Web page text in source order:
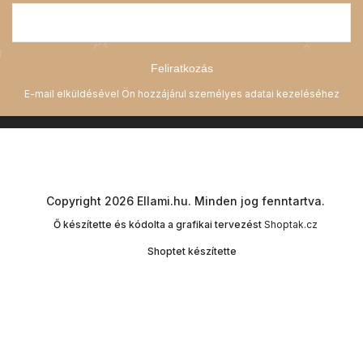
Feliratkozás
Shoptet készítette
Copyright 2026 Ellami.hu. Minden jog fenntartva.
Ő készítette és kódolta a grafikai tervezést Shoptak.cz